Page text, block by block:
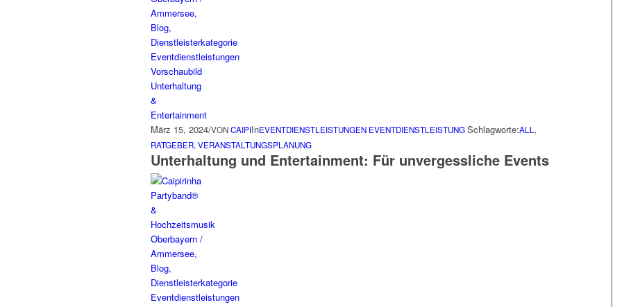
März 15, 2024/VONCAIPIInEVENTDIENSTLEISTUNGEN EVENTDIENSTLEISTUNGSchlagworte:ALL ,
RATGEBER, VERANSTALTUNGSPLANUNG
Unterhaltung und Entertainment: Für unvergessliche Events